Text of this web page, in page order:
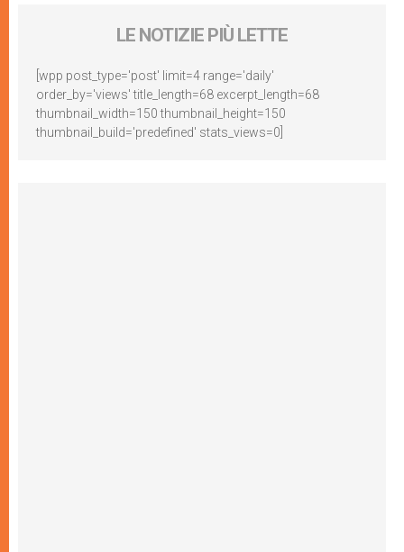
LE NOTIZIE PIÙ LETTE
[wpp post_type='post' limit=4 range='daily'
order_by='views' title_length=68 excerpt_length=68
thumbnail_width=150 thumbnail_height=150
thumbnail_build='predefined' stats_views=0]